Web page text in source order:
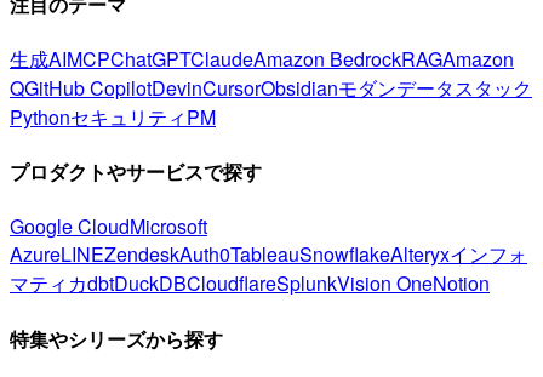
生成AIMCPChatGPTClaudeAmazon BedrockRAGAmazon
QGitHub CopilotDevinCursorObsidianモダンデータスタック
PythonセキュリティPM
プロダクトやサービスで探す
Google CloudMicrosoft
AzureLINEZendeskAuth0TableauSnowflakeAlteryxインフォ
マティカdbtDuckDBCloudflareSplunkVision OneNotion
特集やシリーズから探す